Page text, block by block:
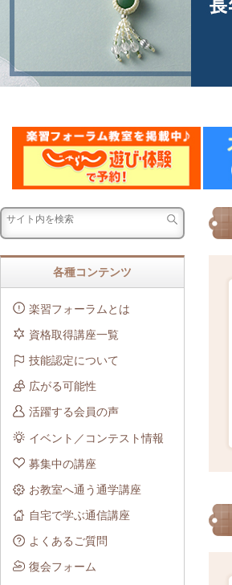
各種コンテンツ
楽習フォーラムとは
資格取得講座一覧
技能認定について
広がる可能性
活躍する会員の声
イベント／コンテスト情報
募集中の講座
お教室へ通う通学講座
自宅で学ぶ通信講座
よくあるご質問
復会フォーム